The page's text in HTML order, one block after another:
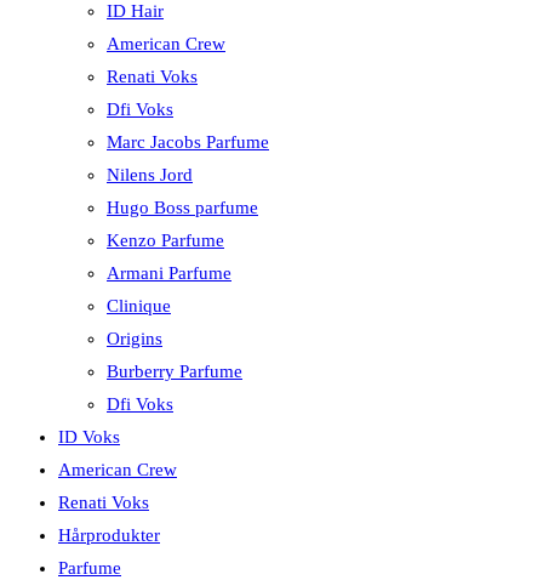
ID Hair
American Crew
Renati Voks
Dfi Voks
Marc Jacobs Parfume
Nilens Jord
Hugo Boss parfume
Kenzo Parfume
Armani Parfume
Clinique
Origins
Burberry Parfume
Dfi Voks
ID Voks
American Crew
Renati Voks
Hårprodukter
Parfume